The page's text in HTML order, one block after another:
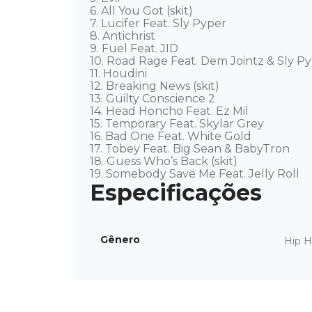
6. All You Got (skit)
7. Lucifer Feat. Sly Pyper
8. Antichrist
9. Fuel Feat. JID
10. Road Rage Feat. Dem Jointz & Sly
11. Houdini
12. Breaking News (skit)
13. Guilty Conscience 2
14. Head Honcho Feat. Ez Mil
15. Temporary Feat. Skylar Grey
16. Bad One Feat. White Gold
17. Tobey Feat. Big Sean & BabyTron
18. Guess Who’s Back (skit)
19. Somebody Save Me Feat. Jelly Roll
Gênero Hip